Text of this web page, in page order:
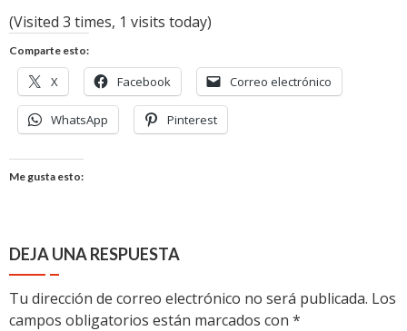
(Visited 3 times, 1 visits today)
Comparte esto:
X Facebook Correo electrónico
WhatsApp Pinterest
Me gusta esto:
DEJA UNA RESPUESTA
Tu dirección de correo electrónico no será publicada. Los
campos obligatorios están marcados con *